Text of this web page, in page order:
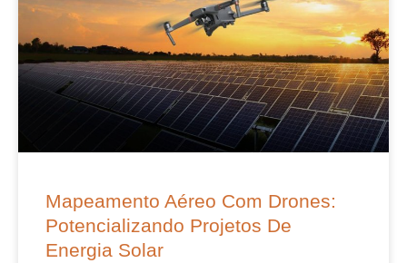
Mapeamento Aéreo Com Drones:
Potencializando Projetos De
Energia Solar